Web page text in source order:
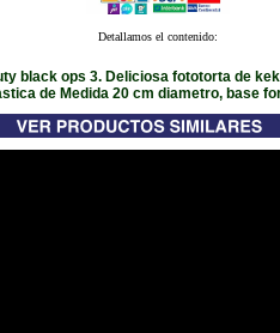
Detallamos el contenido:
black ops 3. Deliciosa fototorta de
de Medida 20 cm diametro, base